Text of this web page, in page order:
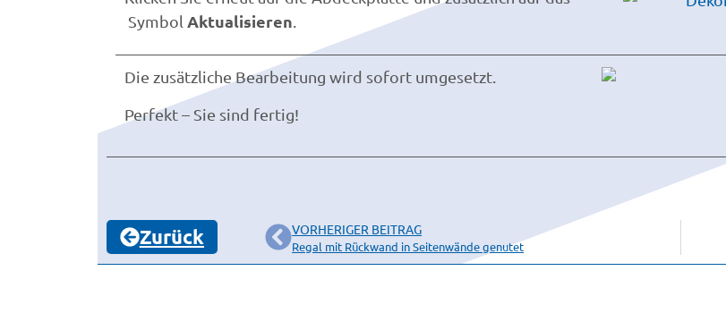
Symbol Aktualisieren
Die zusätzliche Bearbeitung wird sofort umgesetzt.
Perfekt – Sie sind fertig!
Zurück VORHERIGER BEITRAG
Regal mit Rückwand in Seitenwände genutet